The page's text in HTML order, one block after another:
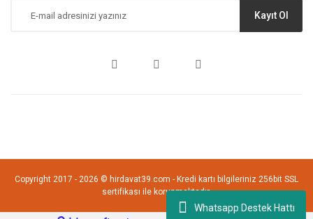
Whatsapp Destek Hattı
Kayıt Ol
Copyright 2017 - 2026 © hirdavat39.com - Kredi kartı bilgileriniz 256bit SSL
sertifikası ile korunmaktadır.